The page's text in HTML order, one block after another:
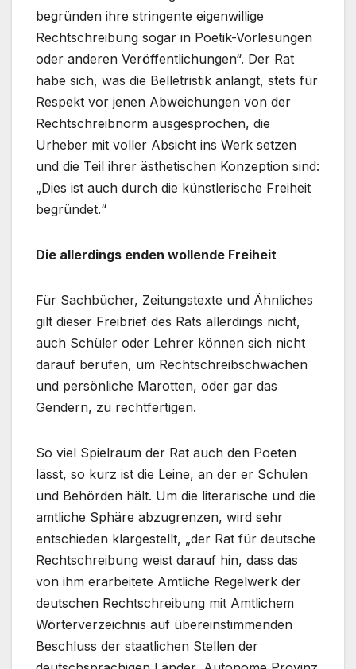
begründen ihre stringente eigenwillige
Rechtschreibung sogar in Poetik-Vorlesungen
oder anderen Veröffentlichungen“. Der Rat
habe sich, was die Belletristik anlangt, stets für
Respekt vor jenen Abweichungen von der
Rechtschreibnorm ausgesprochen, die
Urheber mit voller Absicht ins Werk setzen
und die Teil ihrer ästhetischen Konzeption sind:
„Dies ist auch durch die künstlerische Freiheit
begründet.“
Die allerdings enden wollende Freiheit
Für Sachbücher, Zeitungstexte und Ähnliches
gilt dieser Freibrief des Rats allerdings nicht,
auch Schüler oder Lehrer können sich nicht
darauf berufen, um Rechtschreibschwächen
und persönliche Marotten, oder gar das
Gendern, zu rechtfertigen.
So viel Spielraum der Rat auch den Poeten
lässt, so kurz ist die Leine, an der er Schulen
und Behörden hält. Um die literarische und die
amtliche Sphäre abzugrenzen, wird sehr
entschieden klargestellt, „der Rat für deutsche
Rechtschreibung weist darauf hin, dass das
von ihm erarbeitete Amtliche Regelwerk der
deutschen Rechtschreibung mit Amtlichem
Wörterverzeichnis auf übereinstimmenden
Beschluss der staatlichen Stellen der